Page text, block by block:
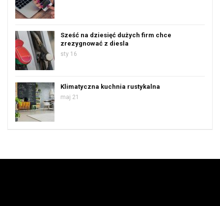
Sześć na dziesięć dużych firm chce
zrezygnować z diesla
sty 16
Klimatyczna kuchnia rustykalna
maj 21